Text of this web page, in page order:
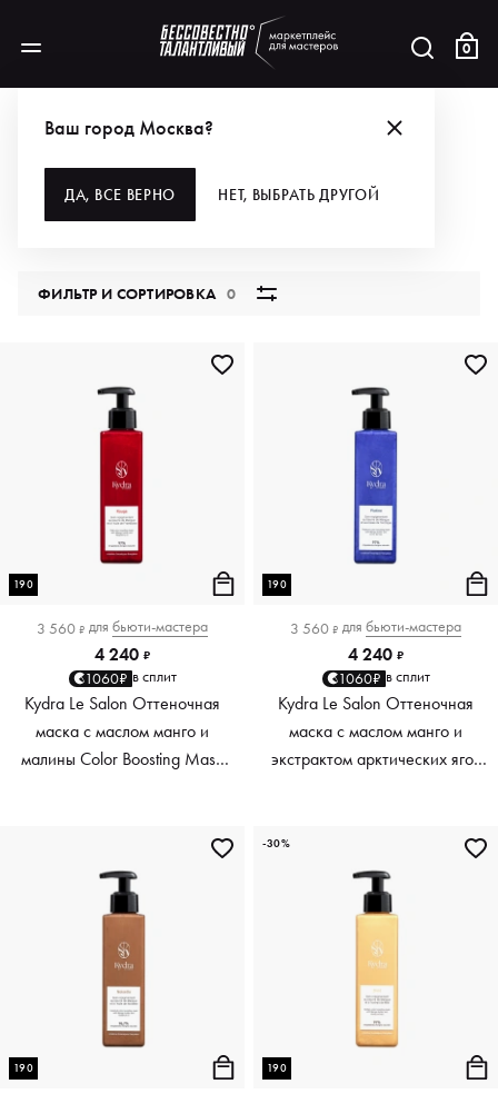
0
Ваш город Москва?
ДА, ВСЕ ВЕРНО НЕТ, ВЫБРАТЬ ДРУГОЙ
ВСЕ КАТЕГОРИИ
ФИЛЬТР И СОРТИРОВКА0
190
3 560 ₽ для бьюти-мастера
4 240 ₽
1060₽ в сплит
Kydra Le Salon Оттеночная
маска с маслом манго и
малины Color Boosting Mask
190
3 560 ₽ для бьюти-мастера
4 240 ₽
1060₽ в сплит
Kydra Le Salon Оттеночная
маска с маслом манго и
экстрактом арктических ягод
190 190
-30%